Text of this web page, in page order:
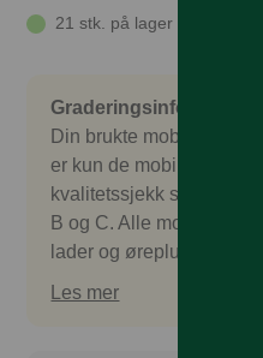
21 stk. på lager
Graderingsinformasjon
Din brukte mobil er nøye
er kun de mobilene som
kvalitetssjekk som
B og C. Alle mobilene
lader og øreplugger.
Les mer